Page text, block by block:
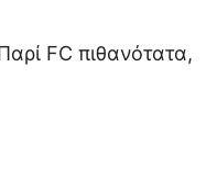
FC πιθανότατα,